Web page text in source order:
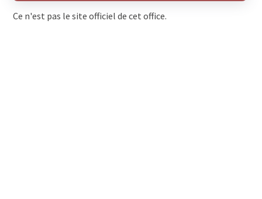
Ce n'est pas le site officiel de cet office.